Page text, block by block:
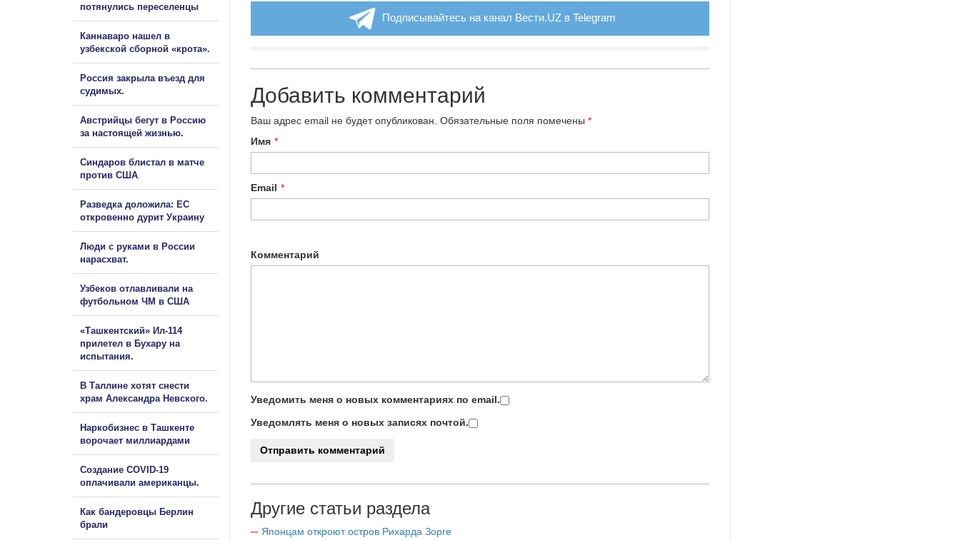
Подписывайтесь на канал Вести.UZ в Telegram
Добавить комментарий
Ваш адрес email не будет опубликован. Обязательные поля помечены *
Имя *
Email *
Комментарий
Уведомить меня о новых комментариях по email.
Уведомлять меня о новых записях почтой.
Другие статьи раздела
Японцам откроют остров Рихарда Зорге
потянулись переселенцы
Каннаваро нашел в
узбекской сборной «крота».
Россия закрыла въезд для
судимых.
Австрийцы бегут в Россию
за настоящей жизнью.
Синдаров блистал в матче
против США
Разведка доложила: ЕС
откровенно дурит Украину
Люди с руками в России
нарасхват.
Узбеков отлавливали на
футбольном ЧМ в США
«Ташкентский» Ил-114
прилетел в Бухару на
испытания.
В Таллине хотят снести
храм Александра Невского.
Наркобизнес в Ташкенте
ворочает миллиардами
Создание COVID-19
оплачивали американцы.
Как бандеровцы Берлин
брали